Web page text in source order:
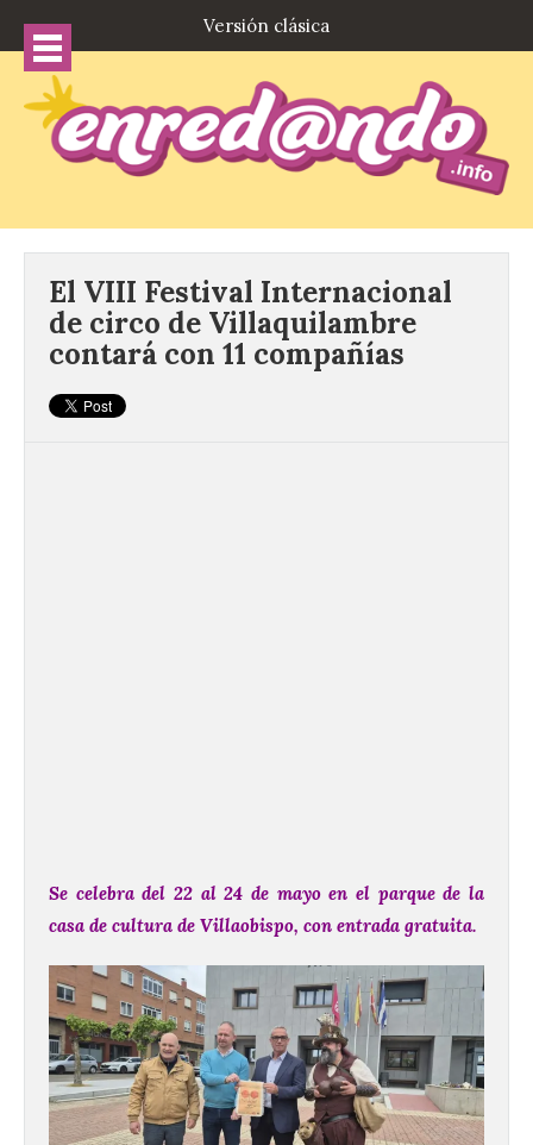
Versión clásica
El VIII Festival Internacional
de circo de Villaquilambre
contará con 11 compañías
Se celebra del 22 al 24 de mayo en el parque de la
casa de cultura de Villaobispo, con entrada gratuita.